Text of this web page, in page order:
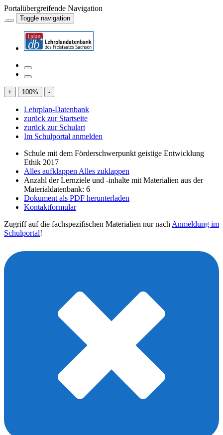
Portalübergreifende Navigation
Toggle navigation
+ 100% -
Lehrplan-Datenbank
zurück zur Startseite
zurück zur Schulart
Im Schulportal anmelden
Schule mit dem Förderschwerpunkt geistige Entwicklung
Ethik 2017
Alles aufklappen Alles zuklappen
Anzahl der Lernziele und -inhalte mit Materialien aus der
Materialdatenbank: 6
Dokument als PDF herunterladen
Kontaktformular
Zugriff auf die fachspezifischen Materialien nur nach Anmeldung im
Schulportal!